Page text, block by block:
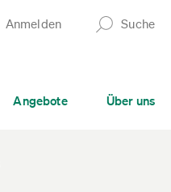
Anmelden Suche
Angebote Über uns